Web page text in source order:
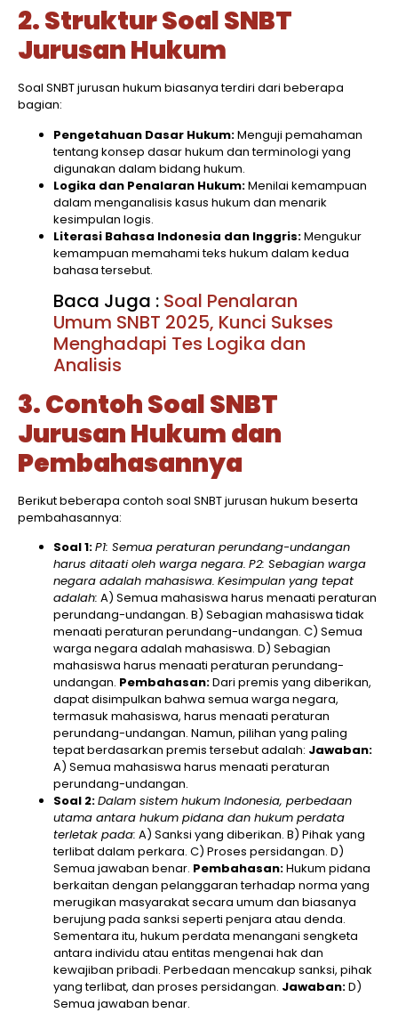
2. Struktur Soal SNBT
Jurusan Hukum
Soal SNBT jurusan hukum biasanya terdiri dari beberapa
bagian:​
Pengetahuan Dasar Hukum:Menguji pemahaman
tentang konsep dasar hukum dan terminologi yang
digunakan dalam bidang hukum.​
Logika dan Penalaran Hukum:Menilai kemampuan
dalam menganalisis kasus hukum dan menarik
kesimpulan logis.​
Literasi Bahasa Indonesia dan Inggris:Mengukur
kemampuan memahami teks hukum dalam kedua
bahasa tersebut.​
Baca Juga : Soal Penalaran
Umum SNBT 2025, Kunci Sukses
Menghadapi Tes Logika dan
Analisis
3. Contoh Soal SNBT
Jurusan Hukum dan
Pembahasannya
Berikut beberapa contoh soal SNBT jurusan hukum beserta
pembahasannya:​
Soal 1:P1: Semua peraturan perundang-undangan
harus ditaati oleh warga negara. P2: Sebagian warga
negara adalah mahasiswa. Kesimpulan yang tepat
adalah: A) Semua mahasiswa harus menaati peraturan
perundang-undangan. B) Sebagian mahasiswa tidak
menaati peraturan perundang-undangan. C) Semua
warga negara adalah mahasiswa. D) Sebagian
mahasiswa harus menaati peraturan perundang-
undangan. Pembahasan:Dari premis yang diberikan,
dapat disimpulkan bahwa semua warga negara,
termasuk mahasiswa, harus menaati peraturan
perundang-undangan. Namun, pilihan yang paling
tepat berdasarkan premis tersebut adalah:​ Jawaban:
A) Semua mahasiswa harus menaati peraturan
perundang-undangan.​
Soal 2:Dalam sistem hukum Indonesia, perbedaan
utama antara hukum pidana dan hukum perdata
terletak pada: A) Sanksi yang diberikan. B) Pihak yang
terlibat dalam perkara. C) Proses persidangan. D)
Semua jawaban benar. Pembahasan:Hukum pidana
berkaitan dengan pelanggaran terhadap norma yang
merugikan masyarakat secara umum dan biasanya
berujung pada sanksi seperti penjara atau denda.
Sementara itu, hukum perdata menangani sengketa
antara individu atau entitas mengenai hak dan
kewajiban pribadi. Perbedaan mencakup sanksi, pihak
yang terlibat, dan proses persidangan.​ Jawaban:D)
Semua jawaban benar.​